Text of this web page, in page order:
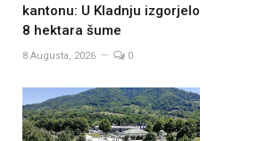
kantonu: U Kladnju izgorjelo
8 hektara šume
8 Augusta, 2026 0